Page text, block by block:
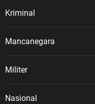
Kriminal
Mancanegara
Militer
Nasional